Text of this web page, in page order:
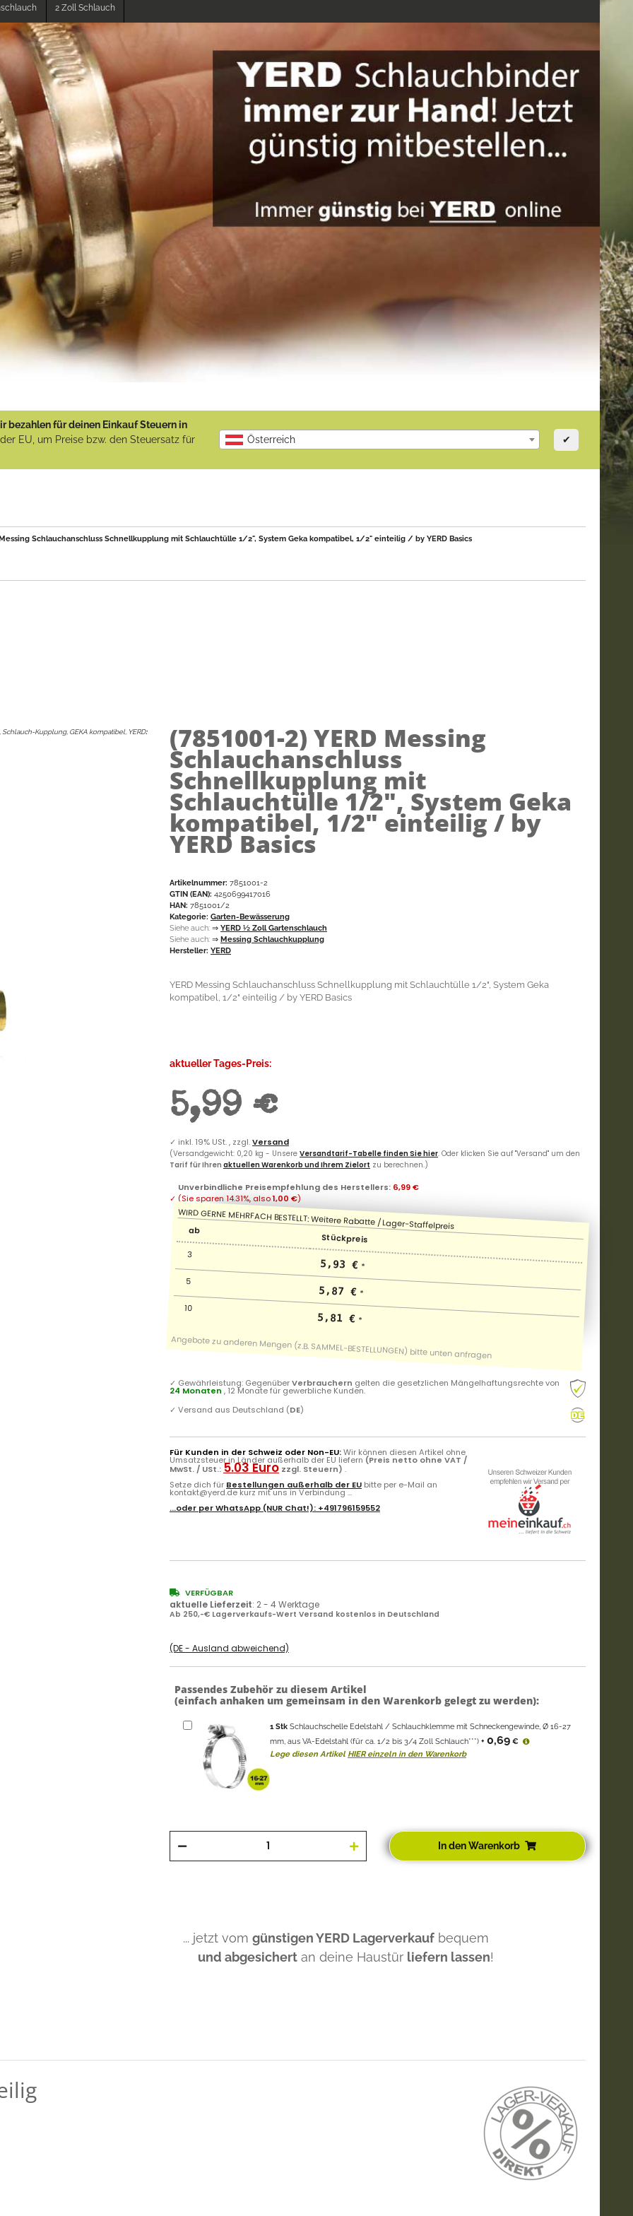
2 Zoll Schlauch
bezahlen für deinen Einkauf Steuern in
EU, um Preise bzw. den Steuersatz für
Österreich ✔
Schlauchanschluss Schnellkupplung mit Schlauchtülle 1/2", System Geka kompatibel, 1/2" einteilig / by YERD Basics
Schlauch-Kupplung, GEKA kompatibel, YERD: (7851001-2) YERD Messing
Schlauchanschluss
Schnellkupplung mit
Schlauchtülle 1/2", System Geka
kompatibel, 1/2" einteilig / by
YERD Basics
Artikelnummer: 7851001-2
GTIN (EAN): 4250699417016
HAN: 7851001/2
Kategorie: Garten-Bewässerung
Siehe auch: ⇒ YERD ½ Zoll Gartenschlauch
Siehe auch: ⇒ Messing Schlauchkupplung
Hersteller: YERD
YERD Messing Schlauchanschluss Schnellkupplung mit Schlauchtülle 1/2", System Geka
kompatibel, 1/2" einteilig / by YERD Basics
aktueller Tages-Preis:
5,99 €
✓ inkl. 19% USt. , zzgl.Versand
(Versandgewicht: 0,20 kg - Unsere Versandtarif-Tabelle finden Sie hier. Oder klicken Sie auf "Versand" um den
Tarif für Ihren aktuellen Warenkorb und Ihrem Zielort zu berechnen.)
Unverbindliche Preisempfehlung des Herstellers: 6,99 €
✓ (Sie sparen 14.31%, also1,00 €)
ab
Stückpreis
3
5,93 € *
5
5,87 € *
10
5,81 € *
✓ Gewährleistung: GegenüberVerbrauchern gelten die gesetzlichen Mängelhaftungsrechte von
24 Monaten , 12 Monate für gewerbliche Kunden.
✓ Versand aus Deutschland (DE)
Für Kunden in der Schweiz oder Non-EU:Wir können diesen Artikel ohne
Umsatzsteuer in Länder außerhalb der EU liefern (Preis netto ohne VAT /
MwSt. / USt.: 5.03 Euro zzgl. Steuern) .
Setze dich für Bestellungen außerhalb der EU bitte per e-Mail an
kontakt@yerd.de kurz mit uns in Verbindung ...
...oder perWhatsApp (NUR Chat!): +491796159552
VERFÜGBAR
aktuelle Lieferzeit: 2 - 4 Werktage
Ab 250,-€ Lagerverkaufs-Wert Versand kostenlos in Deutschland
(DE - Ausland abweichend)
Passendes Zubehör zu diesem Artikel
(einfach anhaken um gemeinsam in den Warenkorb gelegt zu werden):
1Stk Schlauchschelle Edelstahl / Schlauchklemme mit Schneckengewinde, Ø 16-27
mm, aus VA-Edelstahl (für ca. 1/2 bis 3/4 Zoll Schlauch***) + 0,69 €
Lege diesen Artikel HIER einzeln in den Warenkorb
In den Warenkorb
... jetzt vom günstigen YERD Lagerverkauf bequem
und abgesichert an deine Haustür liefern lassen!